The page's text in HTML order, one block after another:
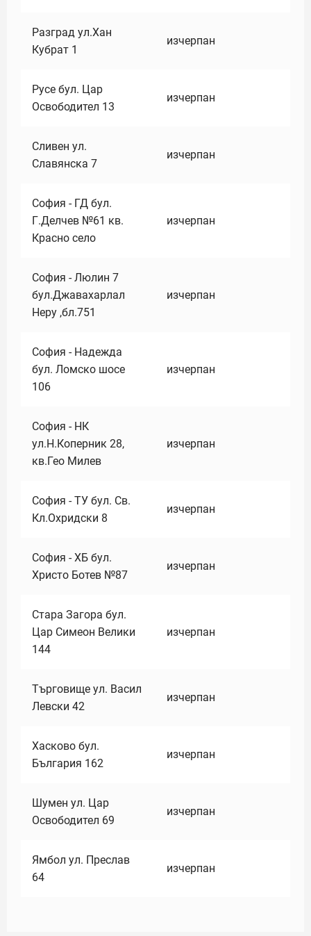
Разград ул.Хан
Кубрат 1
изчерпан
Русе бул. Цар
Освободител 13
изчерпан
Сливен ул.
Славянска 7
изчерпан
София - ГД бул.
Г.Делчев №61 кв.
Красно село
изчерпан
София - Люлин 7
бул.Джавахарлал
Неру ,бл.751
изчерпан
София - Надежда
бул. Ломско шосе
106
изчерпан
София - НК
ул.Н.Коперник 28,
кв.Гео Милев
изчерпан
София - ТУ бул. Св.
Кл.Охридски 8
изчерпан
София - ХБ бул.
Христо Ботев №87
изчерпан
Стара Загора бул.
Цар Симеон Велики
144
изчерпан
Търговище ул. Васил
Левски 42
изчерпан
Хасково бул.
България 162
изчерпан
Шумен ул. Цар
Освободител 69
изчерпан
Ямбол ул. Преслав
64
изчерпан